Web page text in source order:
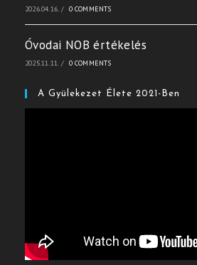
2026.04.16. / 0 COMMENTS
Óvodai NOB értékelés
2025.11.11. / 0 COMMENTS
A Gyülekezet Élete 2021-Ben